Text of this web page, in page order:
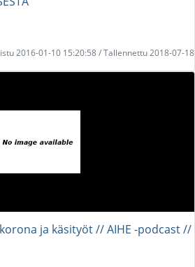
2016-01-10 15:20:58 / Tallennettu 2018-07-18
ja käsityöt // AIHE -podcast //